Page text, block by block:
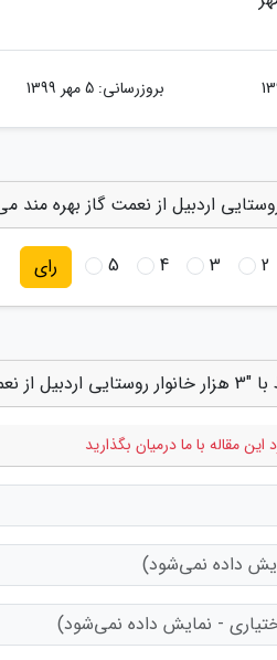
بروزرسانی: 5 مهر 1399
2
3
4
5 رای
مند می شوند"
مقاله با ما درمیان بگذارید